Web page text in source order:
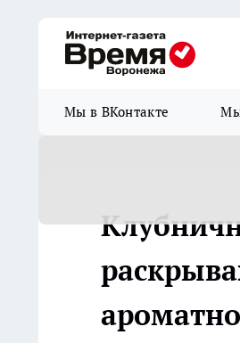
Мы в ВКонтакте